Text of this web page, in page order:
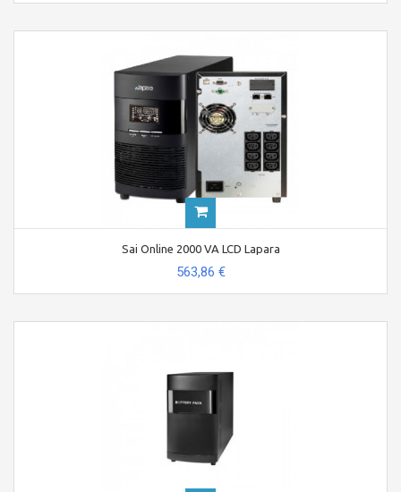
Sai Online 2000 VA LCD Lapara
563,86 €